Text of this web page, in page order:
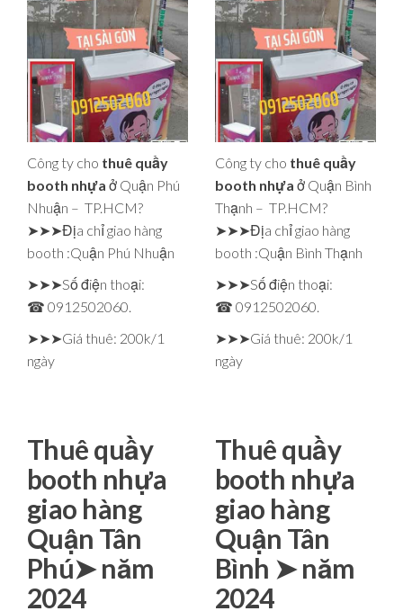
Công ty cho thuê quầy
booth nhựa ở Quận Phú
Nhuận – TP.HCM?
➤➤➤Địa chỉ giao hàng
booth :Quận Phú Nhuận
➤➤➤Số điện thoại:
☎ 0912502060.
➤➤➤Giá thuê: 200k/1
ngày
Công ty cho thuê quầy
booth nhựa ở Quận Bình
Thạnh – TP.HCM?
➤➤➤Địa chỉ giao hàng
booth :Quận Bình Thạnh
➤➤➤Số điện thoại:
☎ 0912502060.
➤➤➤Giá thuê: 200k/1
ngày
Thuê quầy
booth nhựa
giao hàng
Quận Tân
Phú➤ năm
2024
Thuê quầy
booth nhựa
giao hàng
Quận Tân
Bình ➤ năm
2024